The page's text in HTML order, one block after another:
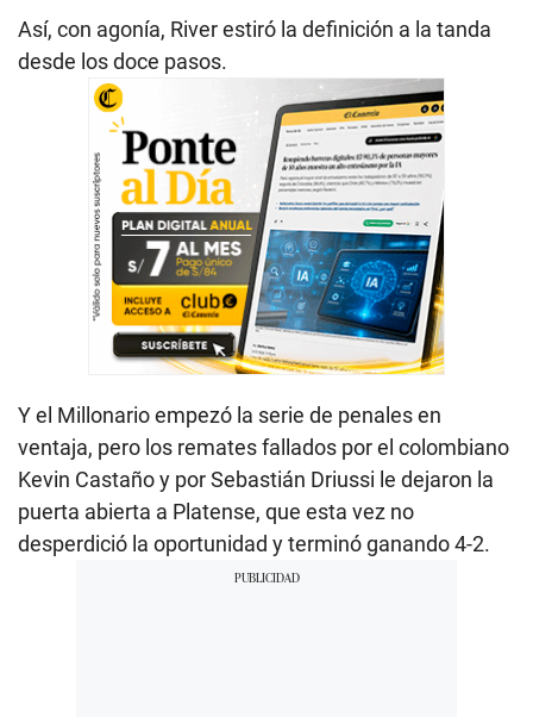
Así, con agonía, River estiró la definición a la tanda
desde los doce pasos.
Y el Millonario empezó la serie de penales en
ventaja, pero los remates fallados por el colombiano
Kevin Castaño y por Sebastián Driussi le dejaron la
puerta abierta a Platense, que esta vez no
desperdició la oportunidad y terminó ganando 4-2.